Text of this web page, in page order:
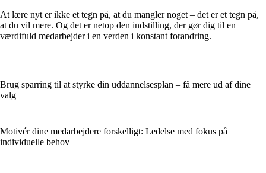
At lære nyt er ikke et tegn på, at du mangler noget – det er et tegn på,
at du vil mere. Og det er netop den indstilling, der gør dig til en
værdifuld medarbejder i en verden i konstant forandring.
Brug sparring til at styrke din uddannelsesplan – få mere ud af dine
valg
Motivér dine medarbejdere forskelligt: Ledelse med fokus på
individuelle behov